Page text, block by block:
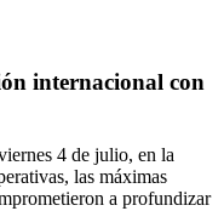
internacional con
4 de julio, en la
las máximas
a profundizar